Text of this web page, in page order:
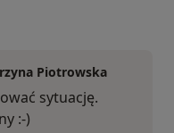
Piotrowska
sytuację.
:-)